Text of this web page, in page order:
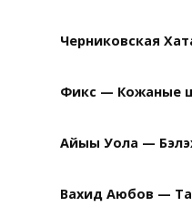
Черниковская
Фикс — Кожаные
Айыы Уола —
Вахид Аюбов —